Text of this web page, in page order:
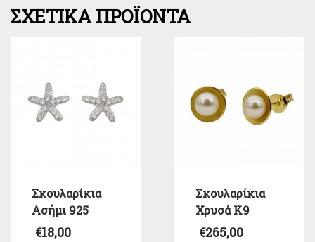
ΣΧΕΤΙΚΆ ΠΡΟΪΌΝΤΑ
Σκουλαρίκια
Ασήμι 925
€18,00
Σκουλαρίκια
Χρυσά Κ9
€265,00